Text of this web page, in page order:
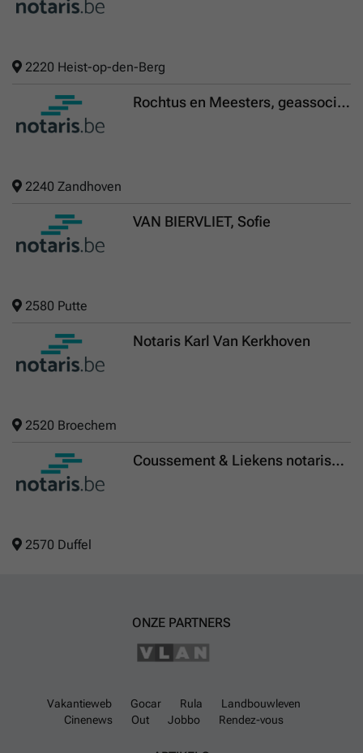
2220 Heist-op-den-Berg
Rochtus en Meesters, geassocieerde notarissen
2240 Zandhoven
VAN BIERVLIET, Sofie
2580 Putte
Notaris Karl Van Kerkhoven
2520 Broechem
Coussement & Liekens notarissen
2570 Duffel
ONZE PARTNERS
Vakantieweb Gocar Rula
Landbouwleven
Cinenews
Out Jobbo Rendez-vous